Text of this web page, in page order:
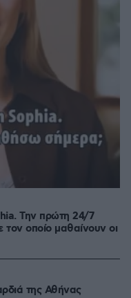
Την πρώτη 24/7
οποίο μαθαίνουν οι
της Αθήνας